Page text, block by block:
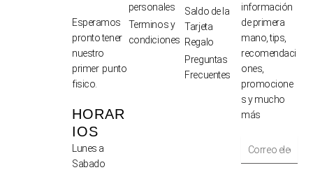
Esperamos
pronto tener
nuestro
primer punto
fisico.
HORAR
IOS
Lunes a
Sabado
personales
Terminos y
condiciones
Saldo de la
Tarjeta
Regalo
Preguntas
Frecuentes
información
de primera
mano, tips,
recomendaci
ones,
promocione
s y mucho
más